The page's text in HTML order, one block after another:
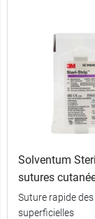
Solventum
sutures
Suture rapide
superficielles